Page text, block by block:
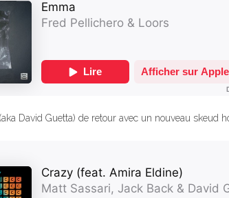
(aka David Guetta) de retour avec un nouveau skeud